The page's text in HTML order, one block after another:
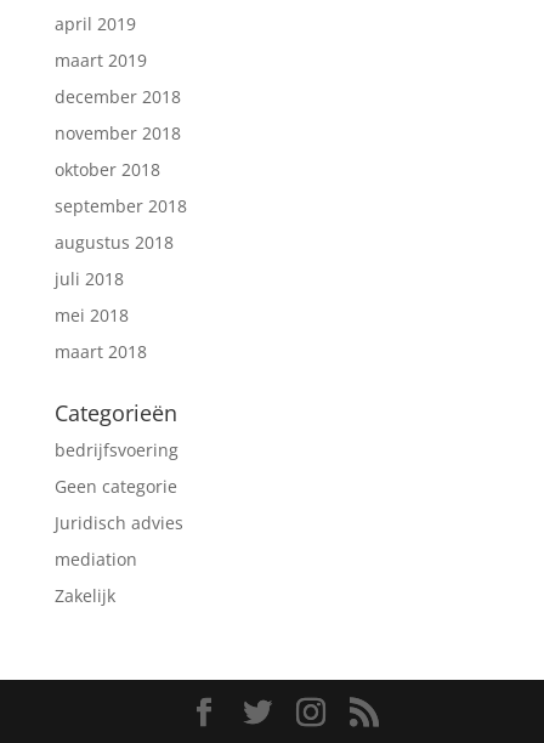
april 2019
maart 2019
december 2018
november 2018
oktober 2018
september 2018
augustus 2018
juli 2018
mei 2018
maart 2018
Categorieën
bedrijfsvoering
Geen categorie
Juridisch advies
mediation
Zakelijk